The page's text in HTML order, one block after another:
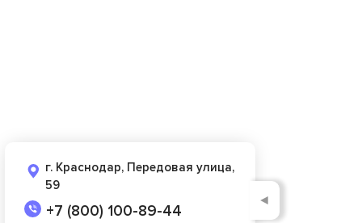
г. Краснодар, Передовая улица,
59
+7 (800) 100-89-44
◄